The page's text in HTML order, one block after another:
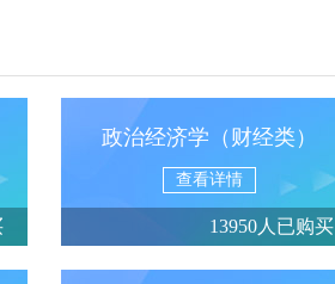
政治经济学（财经类）
查看详情
13950人已购买